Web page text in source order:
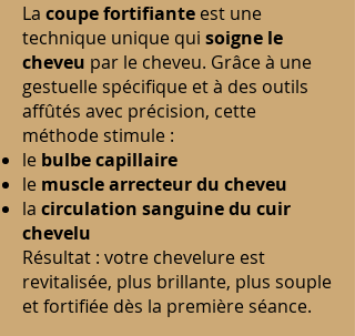
La coupe fortifiante est une
technique unique qui soigne le
cheveu par le cheveu. Grâce à une
gestuelle spécifique et à des outils
affûtés avec précision, cette
méthode stimule :
le bulbe capillaire
le muscle arrecteur du cheveu
la circulation sanguine du cuir
chevelu
Résultat : votre chevelure est
revitalisée, plus brillante, plus souple
et fortifiée dès la première séance.